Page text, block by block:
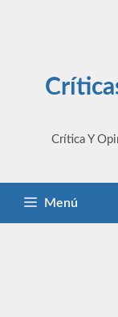
Crítica Y
Menú